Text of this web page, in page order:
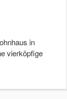
in
vierköpfige